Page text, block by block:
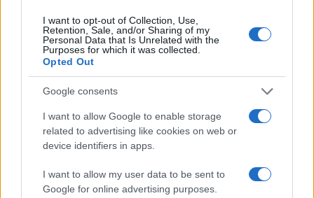
I want to opt-out of Collection, Use,
Retention, Sale, and/or Sharing of my
Personal Data that Is Unrelated with the
Purposes for which it was collected.
Opted Out
Google consents
I want to allow Google to enable storage
related to advertising like cookies on web or
device identifiers in apps.
I want to allow my user data to be sent to
Google for online advertising purposes.